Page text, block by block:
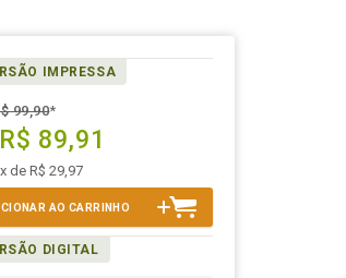
IMPRESSA
99,90*
R$ 89,91
de R$ 29,97
AO CARRINHO
DIGITAL